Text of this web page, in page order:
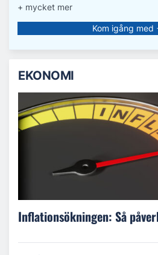
+ mycket mer
Kom igång med
EKONOMI
Inflationsökningen: Så